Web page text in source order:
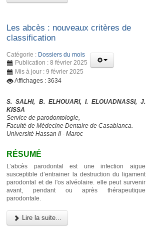
Les abcès : nouveaux critères de
classification
Catégorie : Dossiers du mois
Publication : 8 février 2025
Mis à jour : 9 février 2025
Affichages : 3634
S. SALHI, B. ELHOUARI, I. ELOUADNASSI, J.
KISSA
Service de parodontologie,
Faculté de Médecine Dentaire de Casablanca.
Université Hassan II - Maroc
RÉSUMÉ
L’abcès parodontal est une infection aigue
susceptible d’entrainer la destruction du ligament
parodontal et de l'os alvéolaire. elle peut survenir
avant, pendant ou après thérapeutique
parodontale.
Lire la suite...